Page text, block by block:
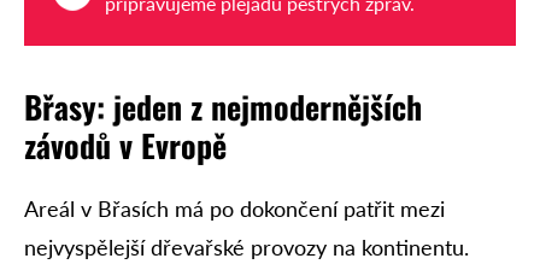
Břasy: jeden z nejmodernějších
závodů v Evropě
Areál v Břasích má po dokončení patřit mezi
nejvyspělejší dřevařské provozy na kontinentu.